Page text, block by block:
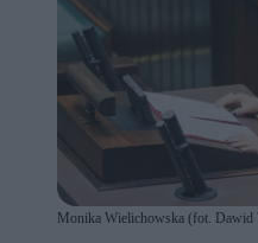
Monika Wielichowska (fot. Dawid